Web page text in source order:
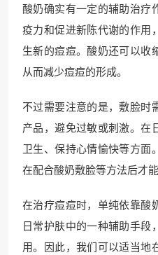
酸奶确实有一定的辅助治疗
疫力和促进新陈代谢的作用
生新的痘痘。酸奶还可以收
从而减少痘痘的形成。
不过需要注意的是，敷脸时
产品，避免过敏或刺激。在
卫生、保持心情愉快等方面
在配合酸奶敷脸等方法后才
在治疗痘痘时，单纯依靠酸
日常护肤中的一种辅助手段
用。因此，我们可以适当地